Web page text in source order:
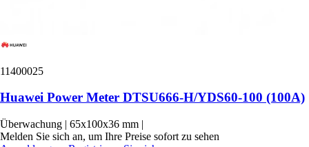
11400025
Huawei Power Meter DTSU666-H/YDS60-100 (100A)
Überwachung | 65x100x36 mm |
Melden Sie sich an, um Ihre Preise sofort zu sehen